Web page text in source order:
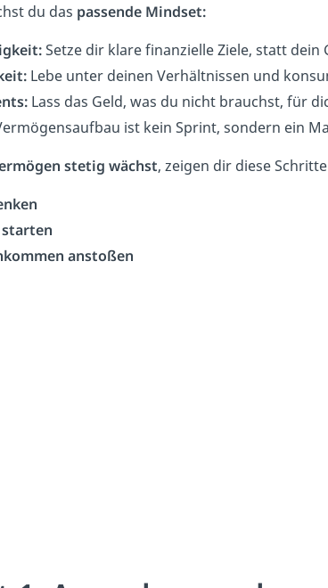
du das passende Mindset:
Setze dir klare finanzielle Ziele, statt dein
Lebe unter deinen Verhältnissen und
Lass das Geld, was du nicht brauchst, für
ist kein Sprint, sondern ein
stetig wächst, zeigen dir diese
anstoßen